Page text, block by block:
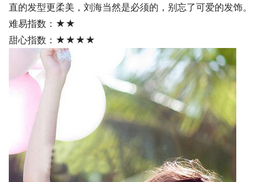
直的发型更柔美，刘海当然是必须的，别忘了可爱的发饰。
难易指数：★★
甜心指数：★★★★